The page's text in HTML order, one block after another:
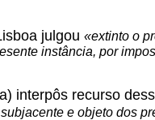
julgou «extinto o
instância, por
interpôs recurso
e objeto dos